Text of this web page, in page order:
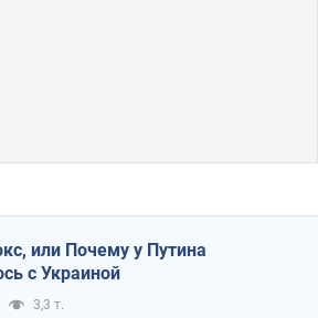
или Почему у Путина
с Украиной
3,3 т.